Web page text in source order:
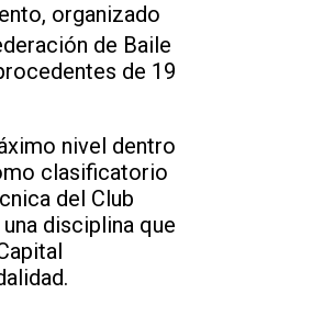
organizado
de Baile
de 19
nivel dentro
clasificatorio
del Club
disciplina que